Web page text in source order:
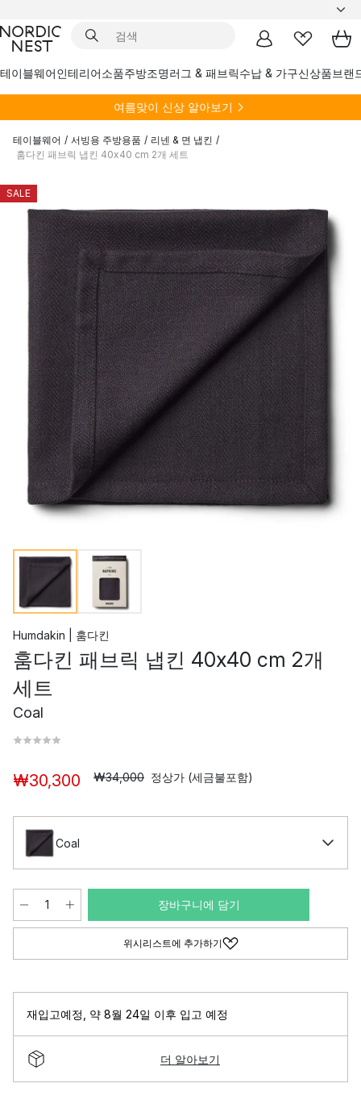
테이블웨어인테리어소품주방조명러그 & 패브릭수납 & 가구신상품브랜
여름맞이 신상 알아보기
테이블웨어 / 서빙용 주방용품 / 리넨 & 면 냅킨 /
훔다킨 패브릭 냅킨 40x40 cm 2개 세트
SALE
Humdakin | 훔다킨
훔다킨 패브릭 냅킨 40x40 cm 2개
세트
Coal
₩30,300 ₩34,000 정상가 (세금불포함)
Coal
장바구니에 담기
위시리스트에 추가하기
재입고예정 약 8월 24일 이후 입고 예정
더 알아보기